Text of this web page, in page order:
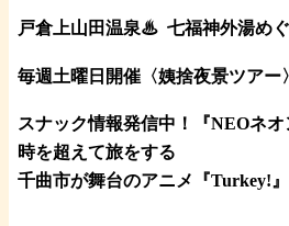
戸倉上山田温泉♨ 七福神外湯め
毎週土曜日開催〈姨捨夜景ツアー〉
スナック情報発信中！『NEOネオ
時を超えて旅をする
千曲市が舞台のアニメ『Turkey!』